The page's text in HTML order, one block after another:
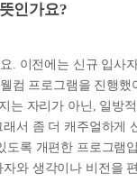
인가요?
. 이전에는 신규 입사
컴 프로그램을 진행했
는 자리가 아닌, 일방적
서 좀 더 캐주얼하게
도록 개편한 프로그램
와 생각이나 비전을